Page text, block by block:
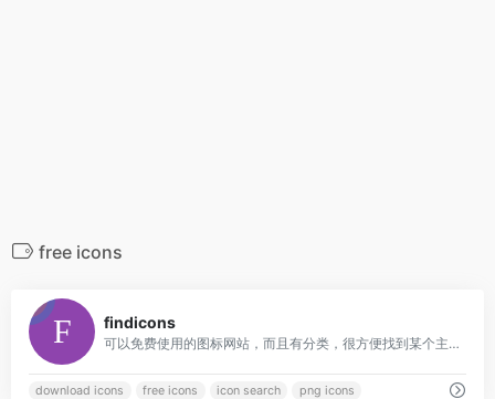
free icons
findicons
可以免费使用的图标网站，而且有分类，很方便找到某个主题的内容.Download Free Icons and Free Icon Packs. More than 500,000 icons in PNG, ICO and ICNS icons for Mac! +2000 icon pack for free use.
download icons free icons icon search png icons